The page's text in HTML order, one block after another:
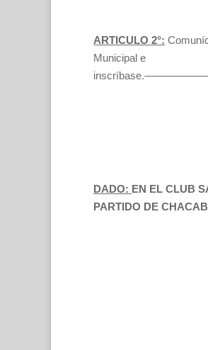
ARTICULO 2°:
Municipal e
DADO: EN EL CLUB
PARTIDO DE